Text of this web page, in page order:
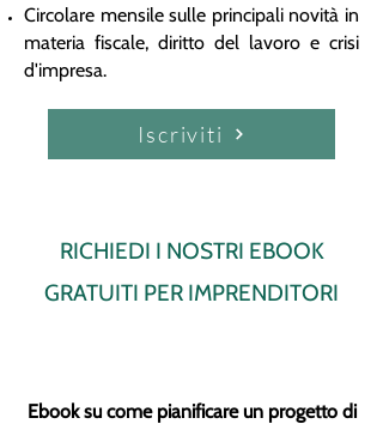
Circolare mensile sulle principali novità in
materia fiscale, diritto del lavoro e crisi
d'impresa.
Iscriviti
RICHIEDI I NOSTRI EBOOK
GRATUITI PER IMPRENDITORI
Ebook su come pianificare un progetto di